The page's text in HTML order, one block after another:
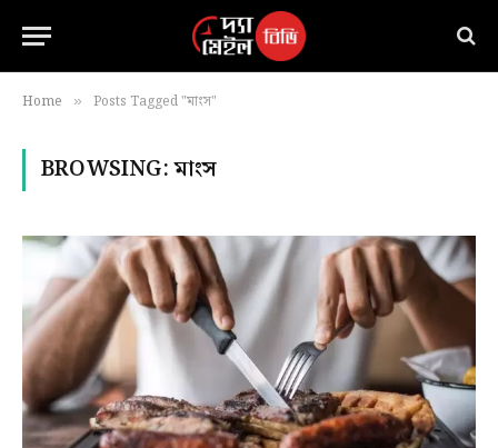
Home » Posts Tagged "মাংস"
BROWSING:মাংস